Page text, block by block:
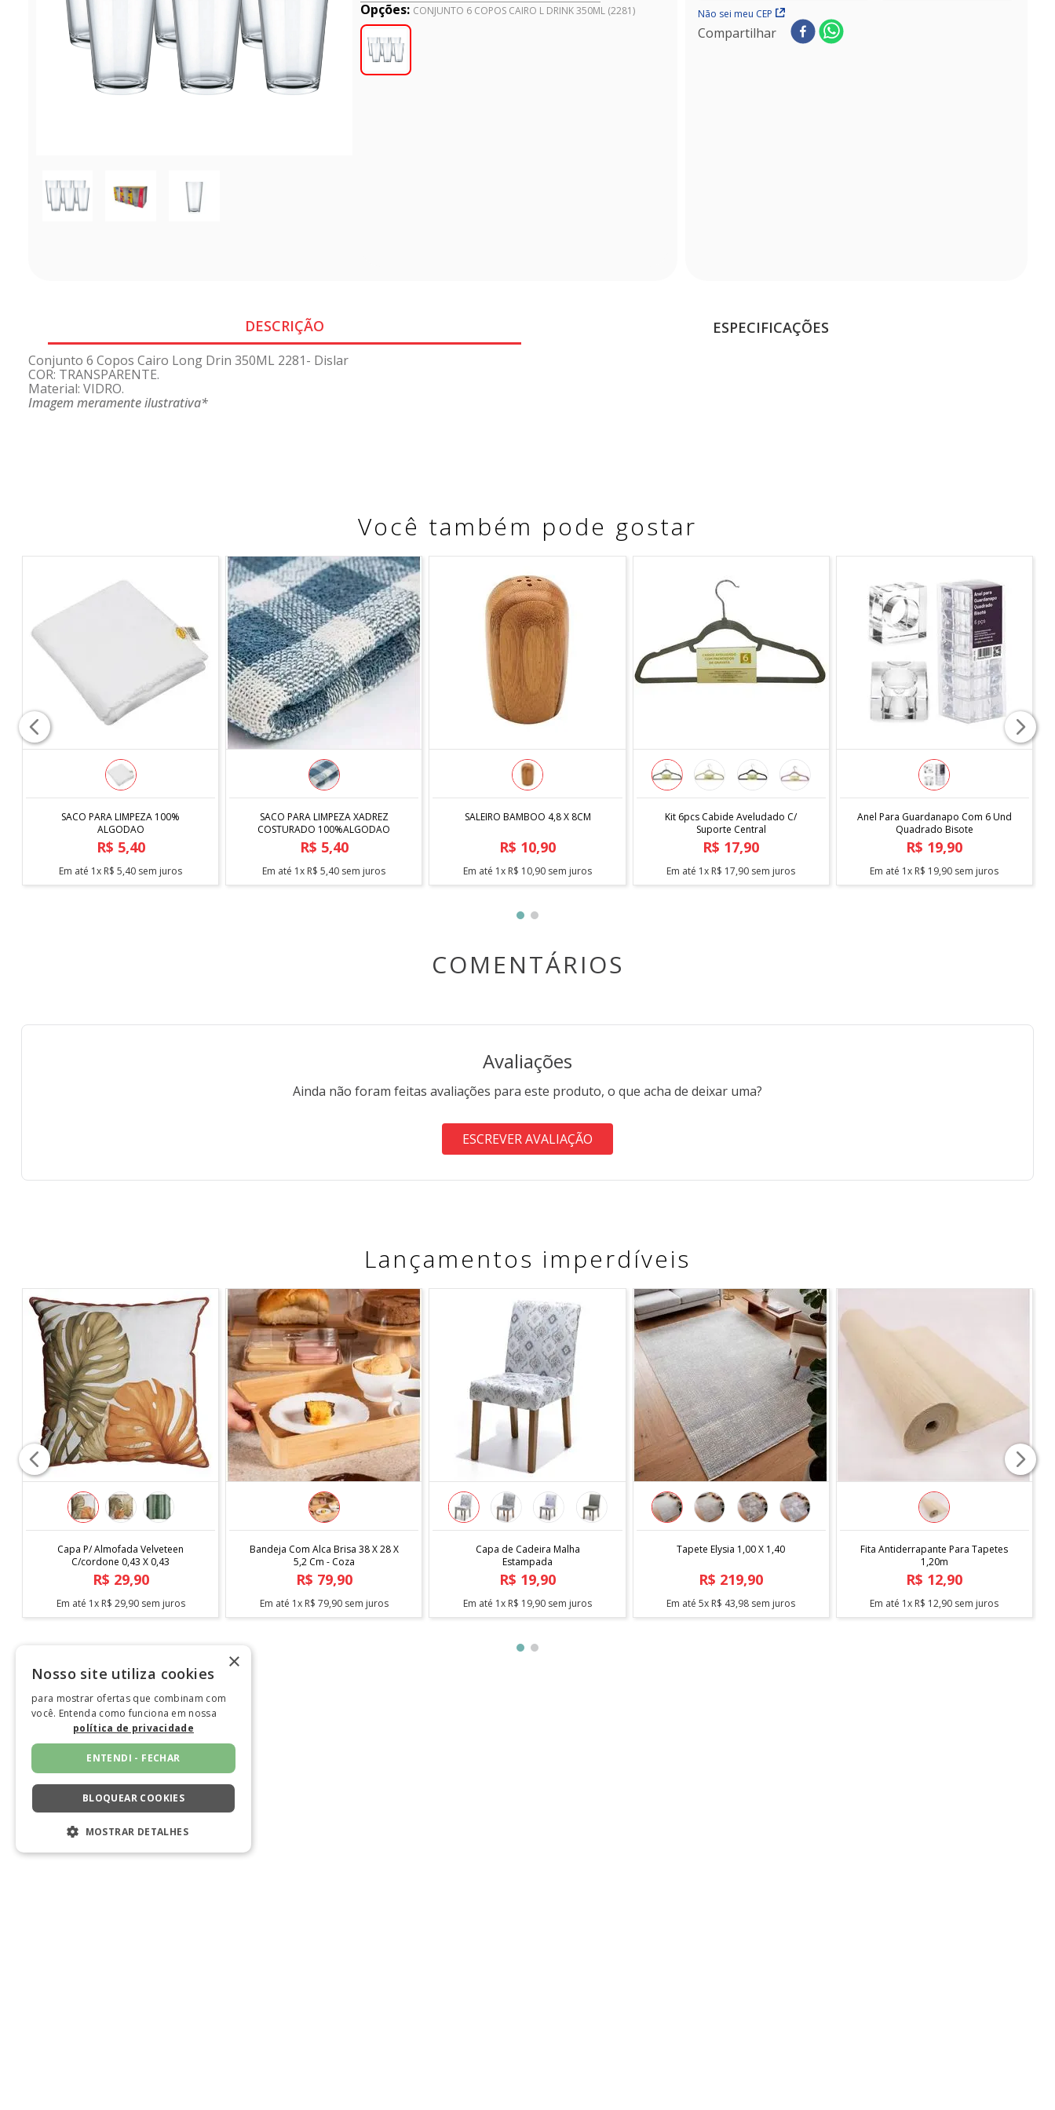
Opções: CONJUNTO 6 COPOS CAIRO L DRINK 350ML (2281) Não sei meu CEP
Compartilhar
DESCRIÇÃO ESPECIFICAÇÕES
Conjunto 6 Copos Cairo Long Drin 350ML 2281- Dislar
COR: TRANSPARENTE.
Material: VIDRO.
Imagem meramente ilustrativa*
Você também pode gostar
COMPRAR
SACO PARA LIMPEZA 100%
ALGODAO
R$ 5 ,40
Em até1xR$5,40sem juros
COMPRAR
SACO PARA LIMPEZA XADREZ
COSTURADO 100%ALGODAO
R$ 5,40
Em até 1x R$ 5,40 sem juros
COMPRAR
R$ 10,90
Em até1xR$10,90sem juros
COMPRAR
Kit 6pcs Cabide Aveludado C/
Suporte Central
R$ 17,90
Em até1xR$17,90sem juros
COMPRAR
Anel Para Guardanapo Com 6 Und
Quadrado Bisote
R$ 19,90
Em até1xR$19,90sem juros
COMENTÁRIOS
Avaliações
ESCREVER AVALIAÇÃO
Lançamentos imperdíveis
COMPRAR
Capa P/ Almofada Velveteen
C/cordone 0,43 X 0,43
R$ 29,90
Em até1xR$29,90sem juros
COMPRAR
Bandeja Com Alca Brisa 38 X 28 X
5,2 Cm - Coza
R$ 79,90
Em até1xR$79,90sem juros
COMPRAR
Capa de Cadeira Malha
Estampada
R$ 19,90
Em até1xR$19,90sem juros
R$ 219,90
Em até5xR$43,98sem juros
COMPRAR
Fita Antiderrapante Para Tapetes
1,20m
R$ 12,90
Em até1xR$12,90sem juros
×
Nosso site utiliza cookies
para mostrar ofertas que combinam com
você. Entenda como funciona em nossa
política de privacidade
ENTENDI - FECHAR
BLOQUEAR COOKIES
MOSTRAR DETALHES
ESTRITAMENTE NECESSÁRIOS